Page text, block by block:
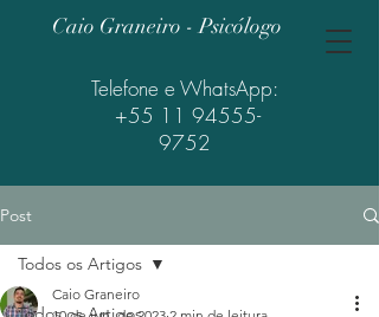
Caio Graneiro - Psicólogo
Telefone e WhatsApp:
+55 11 94555-
9752
Post
Todos os Artigos
Caio Graneiro